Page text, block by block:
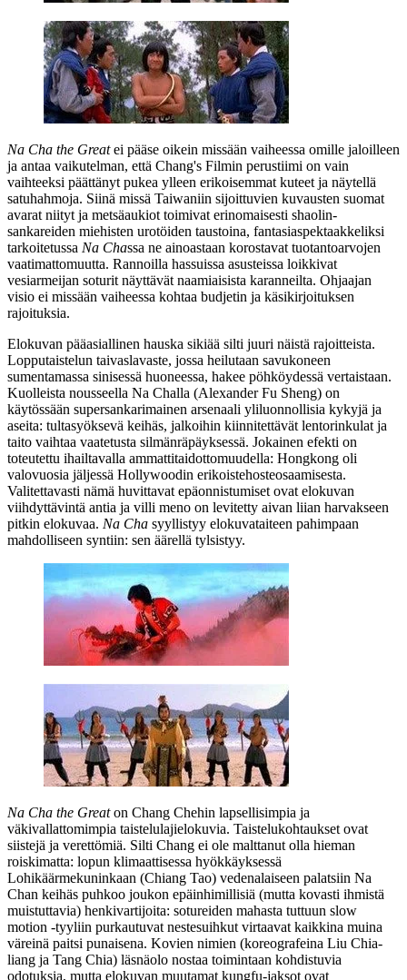
Na Cha the Greatei pääse oikein missään vaiheessa omille jaloilleen
ja antaa vaikutelman, että Chang's Filmin perustiimi on vain
vaihteeksi päättänyt pukea ylleen erikoisemmat kuteet ja näytellä
satuhahmoja. Siinä missä Taiwaniin sijoittuvien kuvausten suomat
avarat niityt ja metsäaukiot toimivat erinomaisesti shaolin-
sankareiden miehisten urotöiden taustoina, fantasiaspektaakkeliksi
tarkoitetussa Na Chassa ne ainoastaan korostavat tuotantoarvojen
vaatimattomuutta. Rannoilla hassuissa asusteissa loikkivat
vesiarmeijan soturit näyttävät naamiaisista karanneilta. Ohjaajan
visio ei missään vaiheessa kohtaa budjetin ja käsikirjoituksen
rajoituksia.
Elokuvan pääasiallinen hauska sikiää silti juuri näistä rajoitteista.
Lopputaistelun taivaslavaste, jossa heilutaan savukoneen
sumentamassa sinisessä huoneessa, hakee pöhköydessä vertaistaan.
Kuolleista nousseella Na Challa (Alexander Fu Sheng) on
käytössään supersankarimainen arsenaali yliluonnollisia kykyjä ja
aseita: tultasyöksevä keihäs, jalkoihin kiinnitettävät lentorinkulat ja
taito vaihtaa vaatetusta silmänräpäyksessä. Jokainen efekti on
toteutettu ihailtavalla ammattitaidottomuudella: Hongkong oli
valovuosia jäljessä Hollywoodin erikoistehosteosaamisesta.
Valitettavasti nämä huvittavat epäonnistumiset ovat elokuvan
viihdyttävintä antia ja villi meno on levitetty aivan liian harvakseen
pitkin elokuvaa. Na Cha syyllistyy elokuvataiteen pahimpaan
mahdolliseen syntiin: sen äärellä tylsistyy.
Na Cha the Greaton Chang Chehin lapsellisimpia ja
väkivallattomimpia taistelulajielokuvia. Taistelukohtaukset ovat
siistejä ja verettömiä. Silti Chang ei ole malttanut olla hieman
roiskimatta: lopun klimaattisessa hyökkäyksessä
Lohikäärmekuninkaan (Chiang Tao) vedenalaiseen palatsiin Na
Chan keihäs puhkoo joukon epäinhimillisiä (mutta kovasti ihmistä
muistuttavia) henkivartijoita: sotureiden mahasta tuttuun slow
motion ‑tyyliin purkautuvat nestesuihkut virtaavat kaikkina muina
väreinä paitsi punaisena. Kovien nimien (koreografeina Liu Chia-
liang ja Tang Chia) läsnäolo nostaa toimintaan kohdistuvia
odotuksia, mutta elokuvan muutamat kungfu-jaksot ovat